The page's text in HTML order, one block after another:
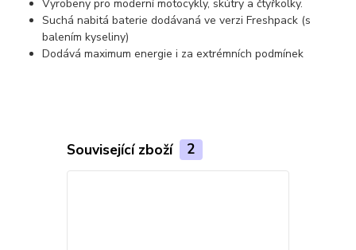
Vyrobeny pro moderní motocykly, skútry a čtyřkolky.
Suchá nabitá baterie dodávaná ve verzi Freshpack (s
balením kyseliny)
Dodává maximum energie i za extrémních podmínek
Související zboží 2